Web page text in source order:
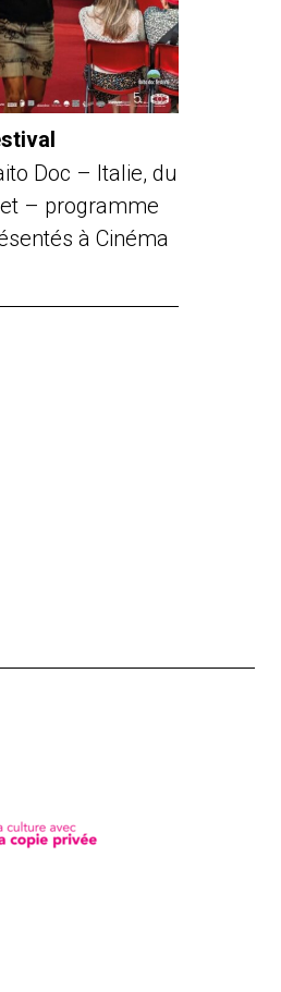
Doc – Italie, du
– programme
à Cinéma